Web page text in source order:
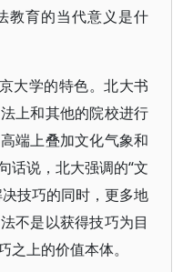
教育的当代意义是什
大学的特色。北大书
上和其他的院校进行
端上叠加文化气象和
话说，北大强调的“文
技巧的同时，更多地
不是以获得技巧为目
上的价值本体。